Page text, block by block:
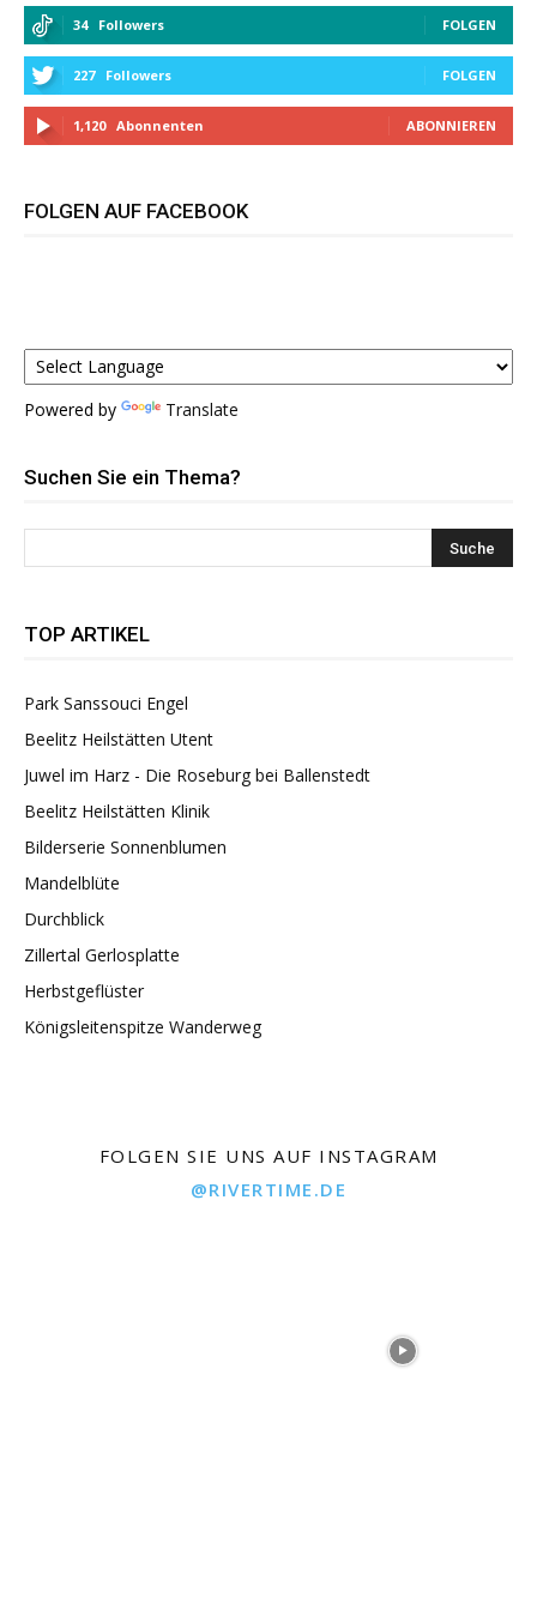
34 Followers FOLGEN
227 Followers FOLGEN
1,120 Abonnenten ABONNIEREN
FOLGEN AUF FACEBOOK
Powered by Translate
Suchen Sie ein Thema?
TOP ARTIKEL
Park Sanssouci Engel
Beelitz Heilstätten Utent
Juwel im Harz - Die Roseburg bei Ballenstedt
Beelitz Heilstätten Klinik
Bilderserie Sonnenblumen
Mandelblüte
Durchblick
Zillertal Gerlosplatte
Herbstgeflüster
Königsleitenspitze Wanderweg
FOLGEN SIE UNS AUF INSTAGRAM
@RIVERTIME.DE